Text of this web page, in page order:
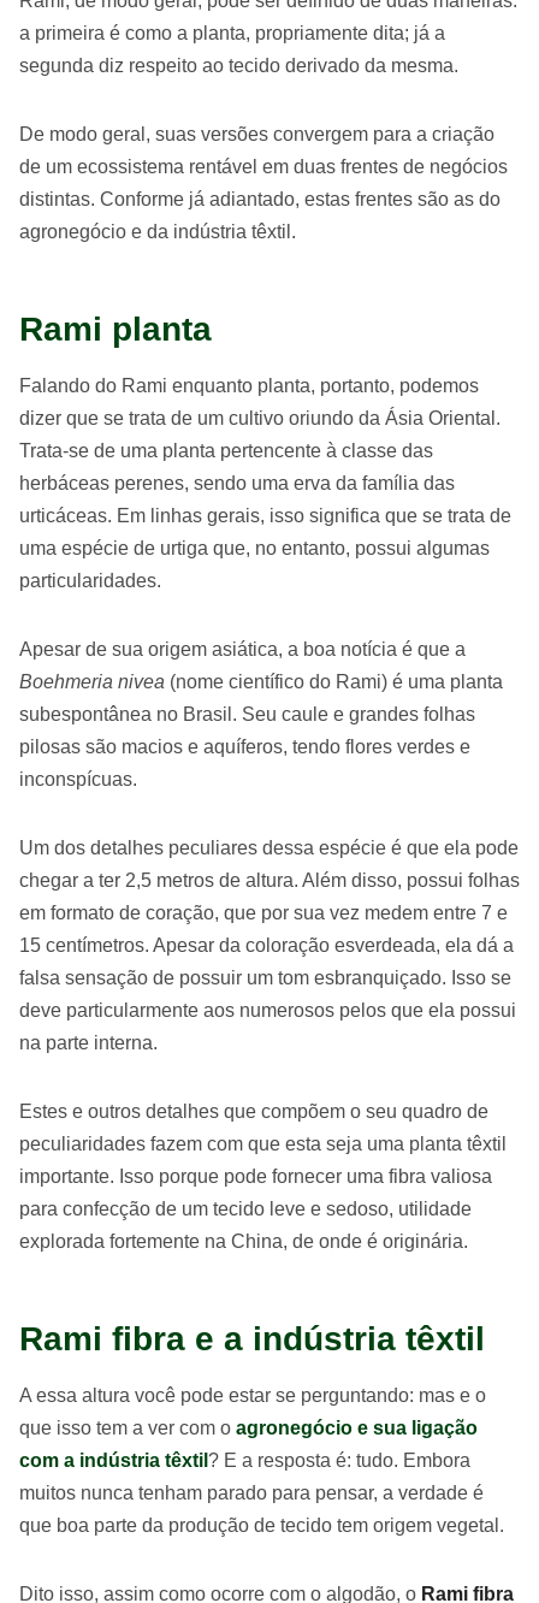
a primeira é como a planta, propriamente dita; já a
segunda diz respeito ao tecido derivado da mesma.
De modo geral, suas versões convergem para a criação
de um ecossistema rentável em duas frentes de negócios
distintas. Conforme já adiantado, estas frentes são as do
agronegócio e da indústria têxtil.
Rami planta
Falando do Rami enquanto planta, portanto, podemos
dizer que se trata de um cultivo oriundo da Ásia Oriental.
Trata-se de uma planta pertencente à classe das
herbáceas perenes, sendo uma erva da família das
urticáceas. Em linhas gerais, isso significa que se trata de
uma espécie de urtiga que, no entanto, possui algumas
particularidades.
Apesar de sua origem asiática, a boa notícia é que a
Boehmeria nivea (nome científico do Rami) é uma planta
subespontânea no Brasil. Seu caule e grandes folhas
pilosas são macios e aquíferos, tendo flores verdes e
inconspícuas.
Um dos detalhes peculiares dessa espécie é que ela pode
chegar a ter 2,5 metros de altura. Além disso, possui folhas
em formato de coração, que por sua vez medem entre 7 e
15 centímetros. Apesar da coloração esverdeada, ela dá a
falsa sensação de possuir um tom esbranquiçado. Isso se
deve particularmente aos numerosos pelos que ela possui
na parte interna.
Estes e outros detalhes que compõem o seu quadro de
peculiaridades fazem com que esta seja uma planta têxtil
importante. Isso porque pode fornecer uma fibra valiosa
para confecção de um tecido leve e sedoso, utilidade
explorada fortemente na China, de onde é originária.
Rami fibra e a indústria têxtil
A essa altura você pode estar se perguntando: mas e o
que isso tem a ver com o agronegócio e sua ligação
com a indústria têxtil ? E a resposta é: tudo. Embora
muitos nunca tenham parado para pensar, a verdade é
que boa parte da produção de tecido tem origem vegetal.
Dito isso, assim como ocorre com o algodão, o Rami fibra